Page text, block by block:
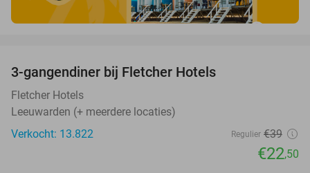
3-gangendiner bij Fletcher Hotels
Fletcher Hotels
Leeuwarden (+ meerdere locaties)
Verkocht: 13.822
Regulier €39
€22,50